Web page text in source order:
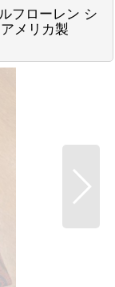
フローレン シ
メリカ製